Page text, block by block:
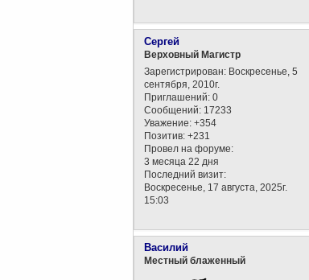
Сергей
Верховный Магистр
Зарегистрирован: Воскресенье, 5
сентября, 2010г.
Приглашений: 0
Сообщений: 17233
Уважение: +354
Позитив: +231
Провел на форуме:
3 месяца 22 дня
Последний визит:
Воскресенье, 17 августа, 2025г.
15:03
Василий
Местный блаженный